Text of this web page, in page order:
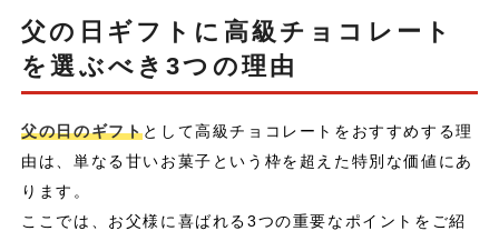
父の日ギフトに高級チョコレート
を選ぶべき3つの理由
父の日のギフトとして高級チョコレートをおすすめする理
由は、単なる甘いお菓子という枠を超えた特別な価値にあ
ります。
ここでは、お父様に喜ばれる3つの重要なポイントをご紹